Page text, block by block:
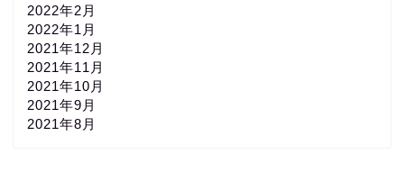
2022年2月
2022年1月
2021年12月
2021年11月
2021年10月
2021年9月
2021年8月